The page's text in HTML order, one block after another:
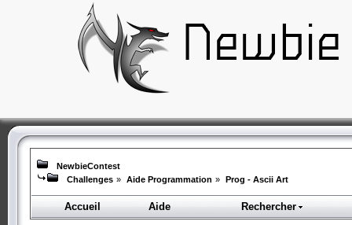
NewbieContest
Challenges » Aide Programmation » Prog - Ascii Art
Accueil Aide Rechercher